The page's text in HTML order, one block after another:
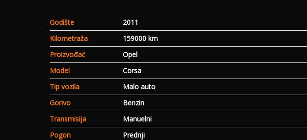
Godište
2011
Kilometraža
159000 km
Proizvođać
Opel
Model
Corsa
Tip vozila
Malo auto
Gorivo
Benzin
Transmisija
Manuelni
Pogon
Prednji